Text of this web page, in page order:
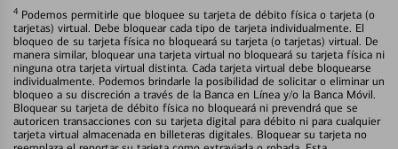
4 Podemos permitirle que bloquee su tarjeta de débito física o tarjeta (o
tarjetas) virtual. Debe bloquear cada tipo de tarjeta individualmente. El
bloqueo de su tarjeta física no bloqueará su tarjeta (o tarjetas) virtual. De
manera similar, bloquear una tarjeta virtual no bloqueará su tarjeta física ni
ninguna otra tarjeta virtual distinta. Cada tarjeta virtual debe bloquearse
individualmente. Podemos brindarle la posibilidad de solicitar o eliminar un
bloqueo a su discreción a través de la Banca en Línea y/o la Banca Móvil.
Bloquear su tarjeta de débito física no bloqueará ni prevendrá que se
autoricen transacciones con su tarjeta digital para débito ni para cualquier
tarjeta virtual almacenada en billeteras digitales. Bloquear su tarjeta no